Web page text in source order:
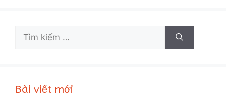
Tìm
kiếm
Bài viết mới